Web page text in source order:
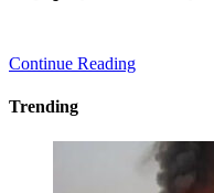
Continue Reading
Trending